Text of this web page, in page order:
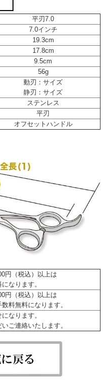
平刃7.0
7.0インチ
19.3cm
17.8cm
9.5cm
56g
動刃：サイズ
静刃：サイズ
ステンレス
平刃
オフセットハンドル
円（税込）以上は
なります。
円（税込）以上は
料無料になります。
なります。
ご連絡いたします。